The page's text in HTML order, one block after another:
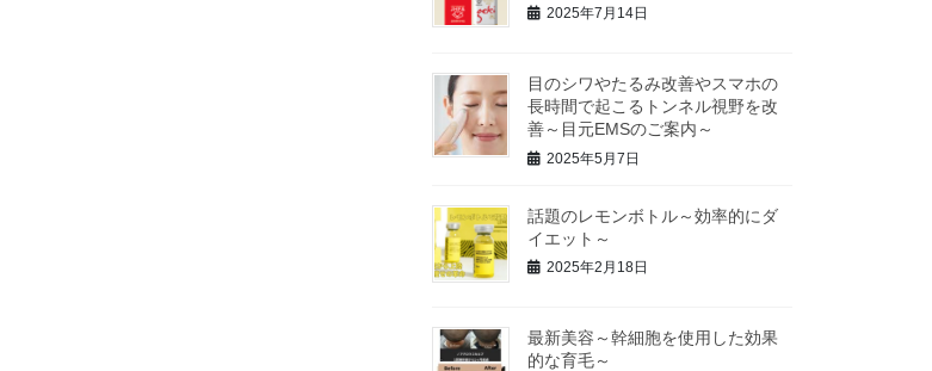
2025年7月14日
目のシワやたるみ改善やスマホの
長時間で起こるトンネル視野を改
善～目元EMSのご案内～
2025年5月7日
話題のレモンボトル～効率的にダ
イエット～
2025年2月18日
最新美容～幹細胞を使用した効果
的な育毛～